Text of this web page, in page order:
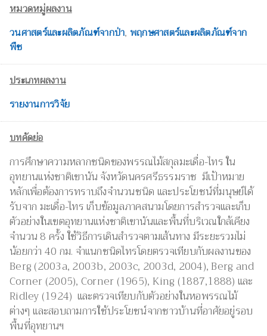
หมวดหมู่ผลงาน
วนศาสตร์และผลิตภัณฑ์จากป่า, พฤกษศาสตร์และผลิตภัณฑ์จาก
พืช
ประเภทผลงาน
รายงานการวิจัย
บทคัดย่อ
การศึกษาความหลากชนิดของพรรณไม้สกุลมะเดื่อ-ไทร ใน
อุทยานแห่งชาติเขานัน จังหวัดนครศรีธรรมราช มีเป้าหมาย
หลักเพื่อต้องการทราบถึงจำนวนชนิด และประโยชน์ที่มนุษย์ได้
รับจาก มะเดื่อ-ไทร เก็บข้อมูลภาคสนามโดยการสำรวจและเก็บ
ตัวอย่างในเขตอุทยานแห่งชาติเขานันและพื้นที่บริเวณใกล้เคียง
จำนวน 8 ครั้ง ใช้วิธีการเดินสำรวจตามเส้นทาง มีระยะรวมไม่
น้อยกว่า 40 กม. จำแนกชนิดไทรโดยตรวจเทียบกับผลงานของ
Berg (2003a, 2003b, 2003c, 2003d, 2004), Berg and
Corner (2005), Corner (1965), King (1887,1888) และ
Ridley (1924) และตรวจเทียบกับตัวอย่างในหอพรรณไม้
ต่างๆ และสอบถามการใช้ประโยชน์จากชาวบ้านที่อาศัยอยู่รอบ
พื้นที่อุทยานฯ